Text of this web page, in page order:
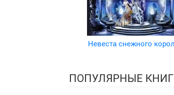
Невеста снежного
ПОПУЛЯРНЫЕ